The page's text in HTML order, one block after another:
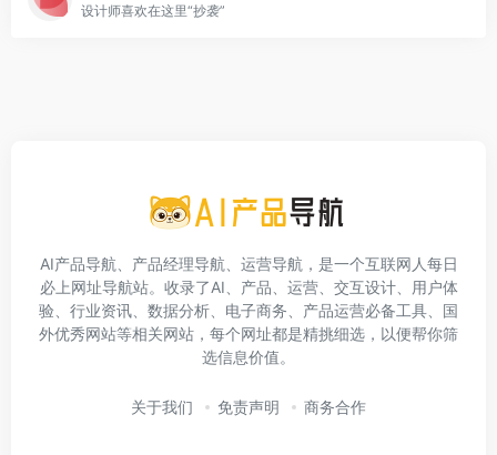
设计师喜欢在这里“抄袭”
AI产品导航、产品经理导航、运营导航，是一个互联网人每日
必上网址导航站。收录了AI、产品、运营、交互设计、用户体
验、行业资讯、数据分析、电子商务、产品运营必备工具、国
外优秀网站等相关网站，每个网址都是精挑细选，以便帮你筛
选信息价值。
关于我们 免责声明 商务合作